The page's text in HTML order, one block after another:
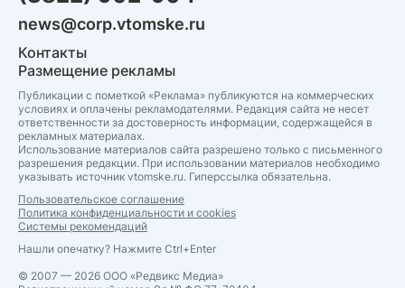
news@corp.vtomske.ru
Контакты
Размещение рекламы
Публикации с пометкой «Реклама» публикуются на коммерческих
условиях и оплачены рекламодателями. Редакция сайта не несет
ответственности за достоверность информации, содержащейся в
рекламных материалах.
Использование материалов сайта разрешено только с письменного
разрешения редакции. При использовании материалов необходимо
указывать источник vtomske.ru. Гиперссылка обязательна.
Пользовательское соглашение
Политика конфиденциальности и cookies
Системы рекомендаций
Нашли опечатку? Нажмите Ctrl+Enter
© 2007 — 2026 ООО «Редвикс Медиа»